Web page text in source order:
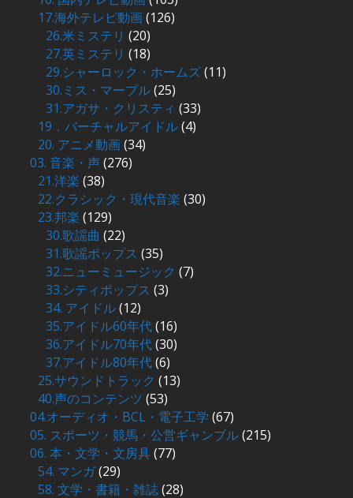
17.海外テレビ動画(126)
26.米ミステリ (20)
27.英ミステリ (18)
29.シャーロック・ホームズ(11)
30.ミス・マープル(25)
31.アガサ・クリスティ (33)
19．バーチャルアイドル(4)
20. アニメ動画(34)
03. 音楽・声(276)
21.洋楽 (38)
22.クラシック・現代音楽 (30)
23.邦楽 (129)
30.歌謡曲 (22)
31.歌謡ポップス (35)
32.ニューミュージック (7)
33.シティポップス (3)
34. アイドル(12)
35.アイドル60年代(16)
36.アイドル70年代(30)
37.アイドル80年代(6)
25.サウンドトラック (13)
40.声のコンテンツ (53)
04.オーディオ・BCL・電子工学 (67)
05. スポーツ・競馬・公営ギャンブル(215)
06. 本・文学・文房具(77)
54. マンガ(29)
58. 文学・書籍・雑誌(28)